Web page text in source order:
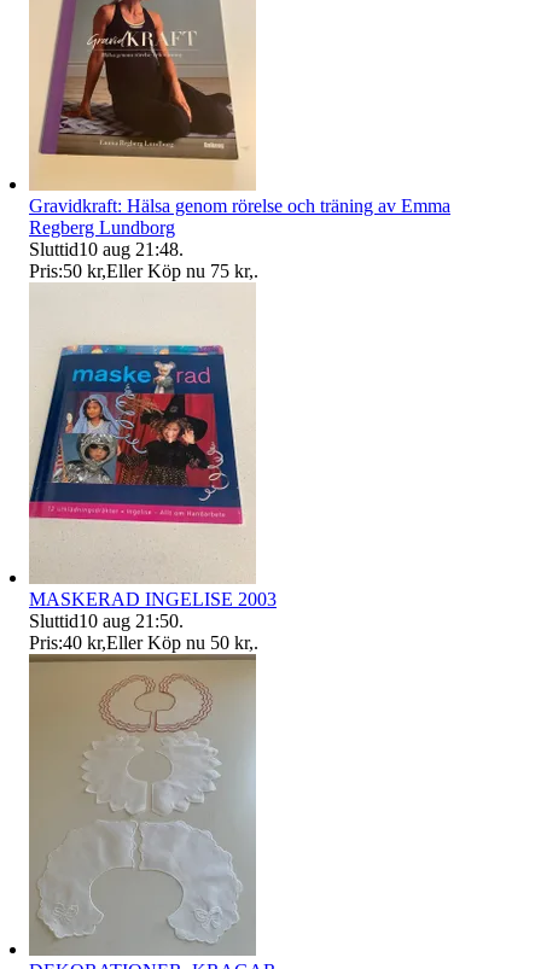
Gravidkraft: Hälsa genom rörelse och träning av Emma
Regberg Lundborg
Sluttid10 aug 21:48.
Pris:50 kr,Eller Köp nu 75 kr,.
MASKERAD INGELISE 2003
Sluttid10 aug 21:50.
Pris:40 kr,Eller Köp nu 50 kr,.